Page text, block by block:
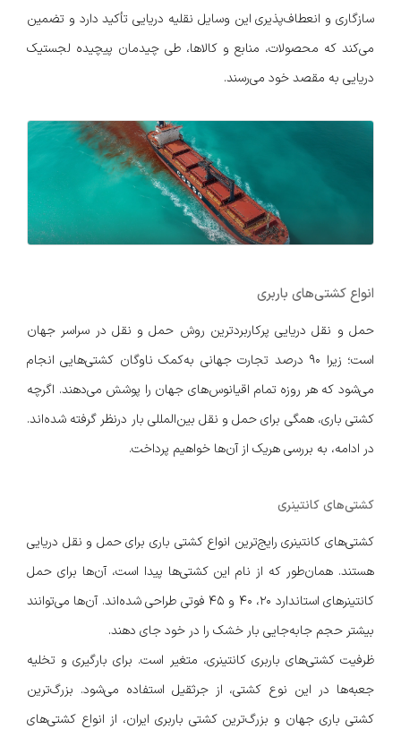
سازگاری و انعطاف‌پذیری این وسایل نقلیه دریایی تأکید دارد و تضمین
می‌کند که محصولات، منابع و کالاها، طی چیدمان پیچیده لجستیک
دریایی به مقصد خود می‌رسند.
انواع کشتی‌های باربری
حمل‌ و نقل دریایی پرکاربردترین روش حمل ‌و نقل در سراسر جهان
است؛ زیرا 90 درصد تجارت جهانی به‌کمک ناوگان کشتی‌هایی انجام
می‌شود که هر روزه تمام اقیانوس‌های جهان را پوشش می‌دهند. اگرچه
کشتی باری، همگی برای حمل ‌و نقل بین‌المللی بار درنظر گرفته شده‌اند.
در ادامه، به بررسی هریک از آن‌ها خواهیم پرداخت.
کشتی‌های کانتینری
کشتی‌های کانتینری رایج‌ترین انواع کشتی باری برای حمل ‌و نقل دریایی
هستند. همان‌طور که از نام این کشتی‌ها پیدا است، آن‌ها برای حمل
کانتینرهای استاندارد 20، 40 و 45 فوتی طراحی شده‌اند. آن‌ها می‌توانند
بیشتر حجم جابه‌جایی بار خشک را در خود جای دهند.
ظرفیت کشتی‌های باربری کانتینری، متغیر است. برای بارگیری و تخلیه
جعبه‌ها در این نوع کشتی، از جرثقیل استفاده می‌شود. بزرگ‌ترین
کشتی باری جهان و بزرگ‌ترین کشتی باربری ایران، از انواع کشتی‌های